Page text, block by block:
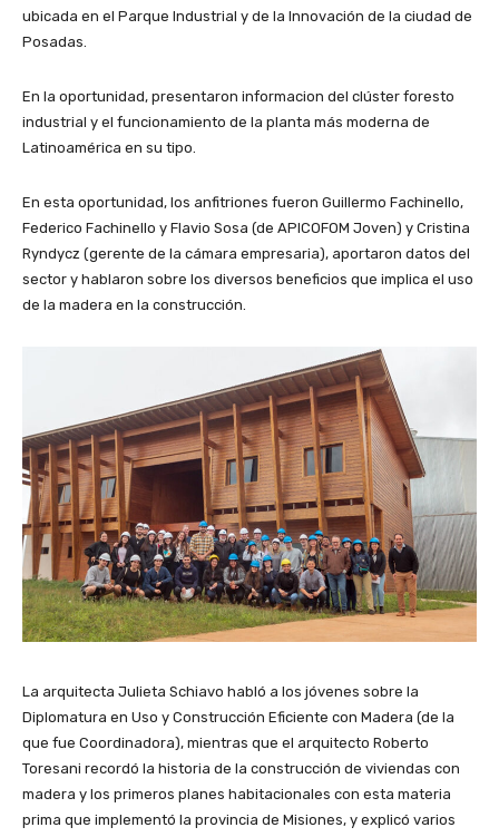
ubicada en el Parque Industrial y de la Innovación de la ciudad de
Posadas.
En la oportunidad, presentaron informacion del clúster foresto
industrial y el funcionamiento de la planta más moderna de
Latinoamérica en su tipo.
En esta oportunidad, los anfitriones fueron Guillermo Fachinello,
Federico Fachinello y Flavio Sosa (de APICOFOM Joven) y Cristina
Ryndycz (gerente de la cámara empresaria), aportaron datos del
sector y hablaron sobre los diversos beneficios que implica el uso
de la madera en la construcción.
La arquitecta Julieta Schiavo habló a los jóvenes sobre la
Diplomatura en Uso y Construcción Eficiente con Madera (de la
que fue Coordinadora), mientras que el arquitecto Roberto
Toresani recordó la historia de la construcción de viviendas con
madera y los primeros planes habitacionales con esta materia
prima que implementó la provincia de Misiones, y explicó varios